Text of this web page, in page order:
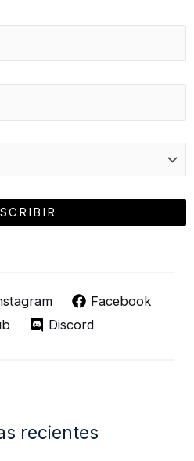
Facebook
Discord
recientes